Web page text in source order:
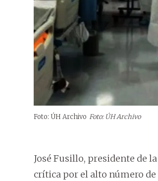
Foto: ÚH Archivo Foto: ÚH Archivo
José Fusillo, presidente de la
crítica por el alto número